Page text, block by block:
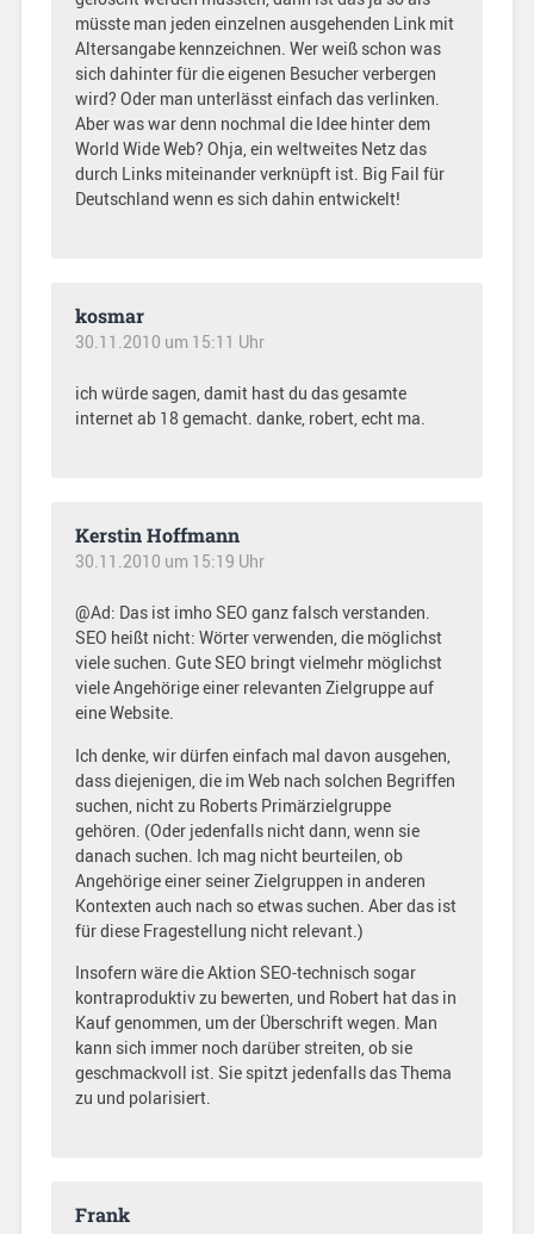
müsste man jeden einzelnen ausgehenden Link mit
Altersangabe kennzeichnen. Wer weiß schon was
sich dahinter für die eigenen Besucher verbergen
wird? Oder man unterlässt einfach das verlinken.
Aber was war denn nochmal die Idee hinter dem
World Wide Web? Ohja, ein weltweites Netz das
durch Links miteinander verknüpft ist. Big Fail für
Deutschland wenn es sich dahin entwickelt!
kosmar
30.11.2010 um 15:11 Uhr
ich würde sagen, damit hast du das gesamte
internet ab 18 gemacht. danke, robert, echt ma.
Kerstin Hoffmann
30.11.2010 um 15:19 Uhr
@Ad: Das ist imho SEO ganz falsch verstanden.
SEO heißt nicht: Wörter verwenden, die möglichst
viele suchen. Gute SEO bringt vielmehr möglichst
viele Angehörige einer relevanten Zielgruppe auf
eine Website.
Ich denke, wir dürfen einfach mal davon ausgehen,
dass diejenigen, die im Web nach solchen Begriffen
suchen, nicht zu Roberts Primärzielgruppe
gehören. (Oder jedenfalls nicht dann, wenn sie
danach suchen. Ich mag nicht beurteilen, ob
Angehörige einer seiner Zielgruppen in anderen
Kontexten auch nach so etwas suchen. Aber das ist
für diese Fragestellung nicht relevant.)
Insofern wäre die Aktion SEO-technisch sogar
kontraproduktiv zu bewerten, und Robert hat das in
Kauf genommen, um der Überschrift wegen. Man
kann sich immer noch darüber streiten, ob sie
geschmackvoll ist. Sie spitzt jedenfalls das Thema
zu und polarisiert.
Frank